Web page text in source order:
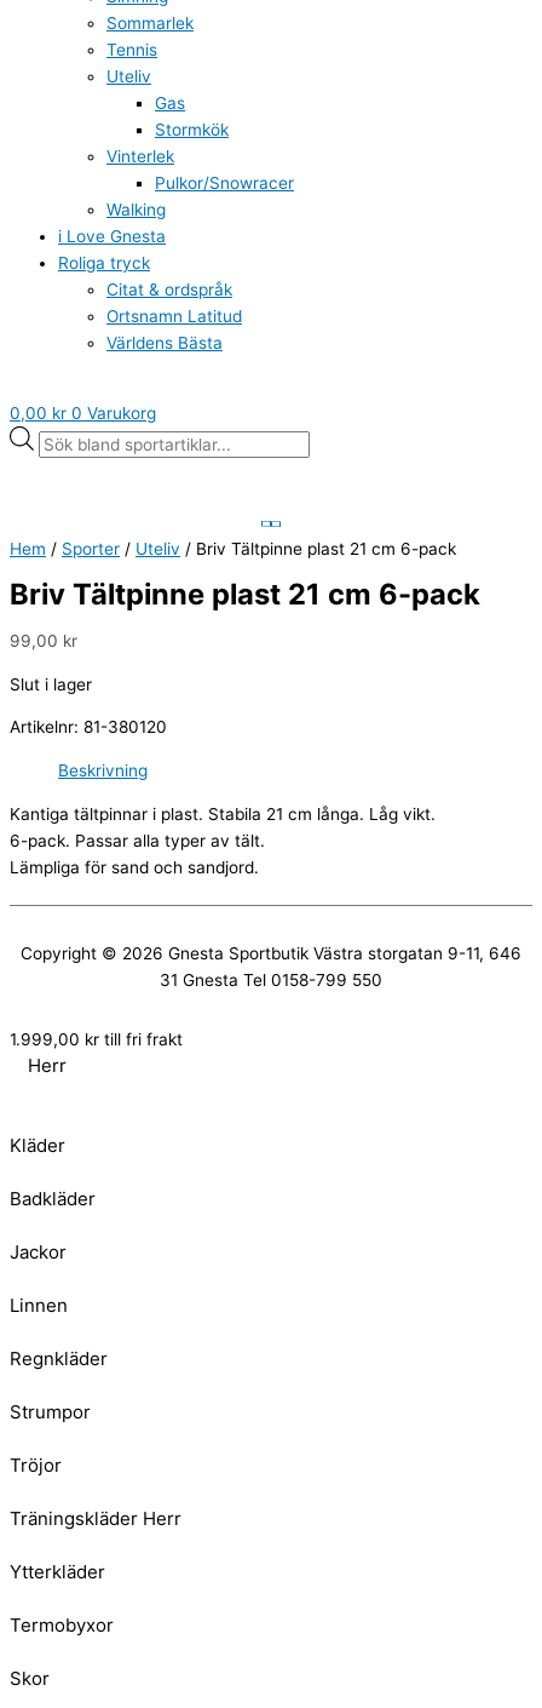
Sommarlek
Tennis
Uteliv
Gas
Stormkök
Vinterlek
Pulkor/Snowracer
Walking
i Love Gnesta
Roliga tryck
Citat & ordspråk
Ortsnamn Latitud
Världens Bästa
0,00 kr 0 Varukorg
Hem / Sporter / Uteliv / Briv Tältpinne plast 21 cm 6-pack
Briv Tältpinne plast 21 cm 6-pack
99,00 kr
Slut i lager
Artikelnr: 81-380120
Beskrivning
Kantiga tältpinnar i plast. Stabila 21 cm långa. Låg vikt.
6-pack. Passar alla typer av tält.
Lämpliga för sand och sandjord.
Copyright © 2026 Gnesta Sportbutik Västra storgatan 9-11, 646
31 Gnesta Tel 0158-799 550
1.999,00 kr till fri frakt
Herr
Kläder
Badkläder
Jackor
Linnen
Regnkläder
Strumpor
Tröjor
Träningskläder Herr
Ytterkläder
Termobyxor
Skor